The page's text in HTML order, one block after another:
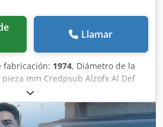
Llamar
fabricación: 1974, Diámetro de la
mm Credpsub Alzofx Al Def
total necesaria 8 kW Peso de
Espacio necesario aprox.
ofrecerle ex stock, bajo reserva